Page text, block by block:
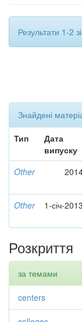
Результати 1-2
Знайдені
Тип
Дата
випуску
Other
Other 1-січ-2013
Розкриття
за темами
centers